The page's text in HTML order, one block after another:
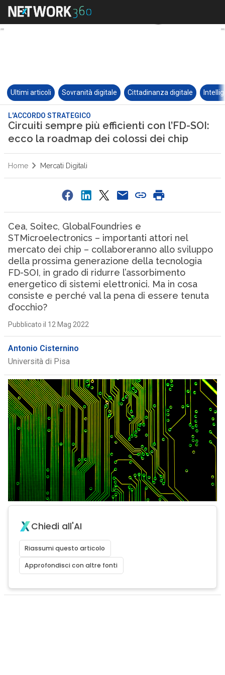
Ultimi articoli Sovranità digitale Cittadinanza digitale
L'ACCORDO STRATEGICO
Circuiti sempre più efficienti con l’FD-SOI:
ecco la roadmap dei colossi dei chip
Home Mercati Digitali
Cea, Soitec, GlobalFoundries e
STMicroelectronics – importanti attori nel
mercato dei chip – collaboreranno allo sviluppo
della prossima generazione della tecnologia
FD-SOI, in grado di ridurre l’assorbimento
energetico di sistemi elettronici. Ma in cosa
consiste e perché val la pena di essere tenuta
d’occhio?
Pubblicato il 12 Mag 2022
Antonio Cisternino
Università di Pisa
Chiedi all'AI
Riassumi questo articolo
Approfondisci con altre fonti